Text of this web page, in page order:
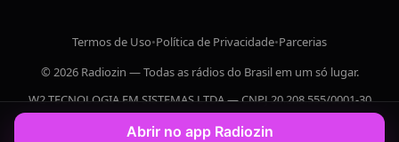
Termos de Uso•Política de Privacidade•Parcerias
© 2026 Radiozin — Todas as rádios do Brasil em um só lugar.
W2 TECNOLOGIA EM SISTEMAS LTDA — CNPJ 20.208.555/0001-30
Abrir no app Radiozin